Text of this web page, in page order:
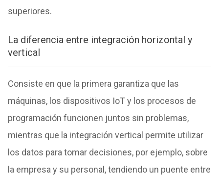
superiores.
La diferencia entre integración horizontal y
vertical
Consiste en que la primera garantiza que las
máquinas, los dispositivos IoT y los procesos de
programación funcionen juntos sin problemas,
mientras que la integración vertical permite utilizar
los datos para tomar decisiones, por ejemplo, sobre
la empresa y su personal, tendiendo un puente entre